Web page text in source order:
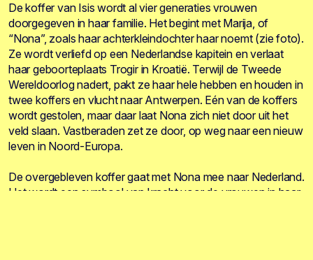
De koffer van Isis wordt al vier generaties vrouwen
doorgegeven in haar familie. Het begint met Marija, of
“Nona”, zoals haar achterkleindochter haar noemt (zie foto).
Ze wordt verliefd op een Nederlandse kapitein en verlaat
haar geboorteplaats Trogir in Kroatië. Terwijl de Tweede
Wereldoorlog nadert, pakt ze haar hele hebben en houden in
twee koffers en vlucht naar Antwerpen. Eén van de koffers
wordt gestolen, maar daar laat Nona zich niet door uit het
veld slaan. Vastberaden zet ze door, op weg naar een nieuw
leven in Noord-Europa.
De overgebleven koffer gaat met Nona mee naar Nederland.
Het wordt een symbool van kracht voor de vrouwen in haar